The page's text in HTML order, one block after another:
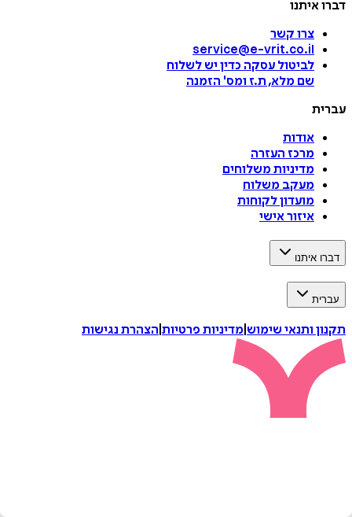
דברו איתנו
צרו קשר
service@e-vrit.co.il
לביטול עסקה כדין יש לשלוח
שם מלא, ת.ז ומס' הזמנה
עברית
אודות
מרכז העזרה
מדיניות משלוחים
מעקב משלוח
מועדון לקוחות
איזור אישי
דברו איתנו
עברית
תקנון ותנאי שימוש מדיניות פרטיות הצהרת נגישות